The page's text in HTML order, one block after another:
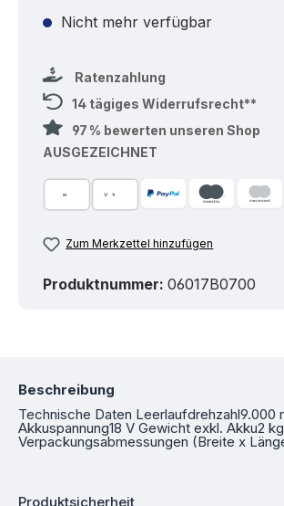
Nicht mehr verfügbar
Ratenzahlung
14 tägiges Widerrufsrecht**
97 % bewerten unseren Shop
AUSGEZEICHNET
Zum Merkzettel hinzufügen
Produktnummer: 06017B0700
Beschreibung
Technische Daten Leerlaufdrehzahl9.000
Akkuspannung18 V Gewicht exkl. Akku2 kg
Verpackungsabmessungen (Breite x
Produktsicherheit